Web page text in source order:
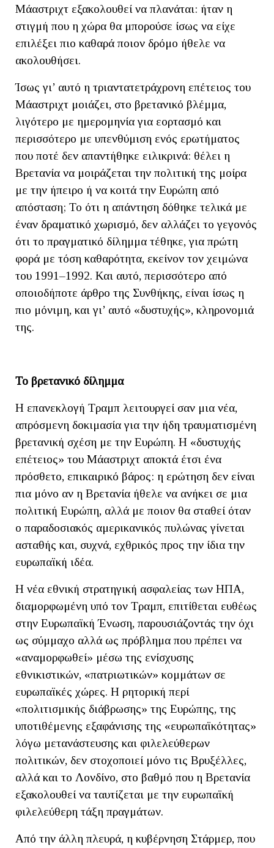
Μάαστριχτ εξακολουθεί να πλανάται: ήταν η
στιγμή που η χώρα θα μπορούσε ίσως να είχε
επιλέξει πιο καθαρά ποιον δρόμο ήθελε να
ακολουθήσει.
Ίσως γι’ αυτό η τριαντατετράχρονη επέτειος του
Μάαστριχτ μοιάζει, στο βρετανικό βλέμμα,
λιγότερο με ημερομηνία για εορτασμό και
περισσότερο με υπενθύμιση ενός ερωτήματος
που ποτέ δεν απαντήθηκε ειλικρινά: θέλει η
Βρετανία να μοιράζεται την πολιτική της μοίρα
με την ήπειρο ή να κοιτά την Ευρώπη από
απόσταση; Το ότι η απάντηση δόθηκε τελικά με
έναν δραματικό χωρισμό, δεν αλλάζει το γεγονός
ότι το πραγματικό δίλημμα τέθηκε, για πρώτη
φορά με τόση καθαρότητα, εκείνον τον χειμώνα
του 1991–1992. Και αυτό, περισσότερο από
οποιοδήποτε άρθρο της Συνθήκης, είναι ίσως η
πιο μόνιμη, και γι’ αυτό «δυστυχής», κληρονομιά
της.
Το βρετανικό δίλημμα
Η επανεκλογή Τραμπ λειτουργεί σαν μια νέα,
απρόσμενη δοκιμασία για την ήδη τραυματισμένη
βρετανική σχέση με την Ευρώπη. Η «δυστυχής
επέτειος» του Μάαστριχτ αποκτά έτσι ένα
πρόσθετο, επικαιρικό βάρος: η ερώτηση δεν είναι
πια μόνο αν η Βρετανία ήθελε να ανήκει σε μια
πολιτική Ευρώπη, αλλά με ποιον θα σταθεί όταν
ο παραδοσιακός αμερικανικός πυλώνας γίνεται
ασταθής και, συχνά, εχθρικός προς την ίδια την
ευρωπαϊκή ιδέα.
Η νέα εθνική στρατηγική ασφαλείας των ΗΠΑ,
διαμορφωμένη υπό τον Τραμπ, επιτίθεται ευθέως
στην Ευρωπαϊκή Ένωση, παρουσιάζοντάς την όχι
ως σύμμαχο αλλά ως πρόβλημα που πρέπει να
«αναμορφωθεί» μέσω της ενίσχυσης
εθνικιστικών, «πατριωτικών» κομμάτων σε
ευρωπαϊκές χώρες. Η ρητορική περί
«πολιτισμικής διάβρωσης» της Ευρώπης, της
υποτιθέμενης εξαφάνισης της «ευρωπαϊκότητας»
λόγω μετανάστευσης και φιλελεύθερων
πολιτικών, δεν στοχοποιεί μόνο τις Βρυξέλλες,
αλλά και το Λονδίνο, στο βαθμό που η Βρετανία
εξακολουθεί να ταυτίζεται με την ευρωπαϊκή
φιλελεύθερη τάξη πραγμάτων.​
Από την άλλη πλευρά, η κυβέρνηση Στάρμερ, που